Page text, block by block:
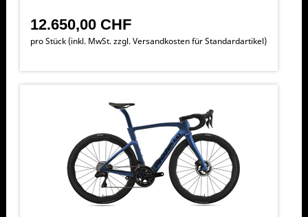
12.650,00 CHF
pro Stück (inkl. MwSt. zzgl.Versandkosten für Standardartikel)